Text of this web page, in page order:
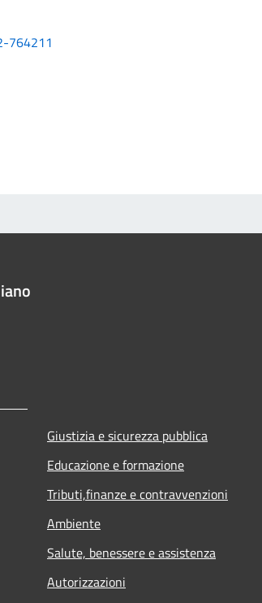
764211
Giustizia e sicurezza pubblica
Educazione e formazione
Tributi,finanze e contravvenzioni
Ambiente
Salute, benessere e assistenza
Autorizzazioni